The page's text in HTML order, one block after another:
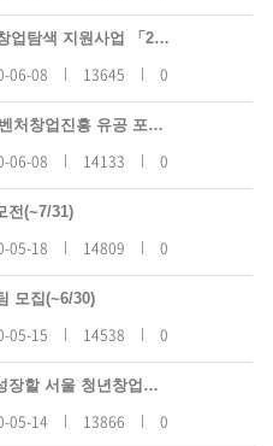
[용역공고] 공공기술기반 시장연계 창업탐색 지원사업 「2020 실험실창업탐색팀 국내교육」운영 용역 (긴급공고)
06-08 13645 0
[접수마감] 「2020 청년기업인상」 벤처창업진흥 유공 포상- 청년기업부문(~7.17)
06-08 14133 0
전(~7/31)
05-18 14809 0
모집(~6/30)
05-15 14538 0
[외부] 2020 NEXT LOCAL과 함께 성장할 서울 청년창업가 모집
05-14 13866 0